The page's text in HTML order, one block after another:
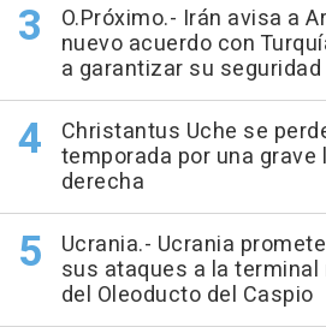
O.Próximo.- Irán avisa a
nuevo acuerdo con
a garantizar su seguridad
Christantus Uche se
temporada por una
derecha
Ucrania.- Ucrania
sus ataques a la
del Oleoducto del Caspio